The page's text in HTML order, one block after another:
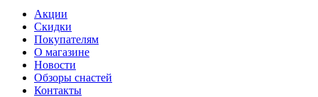
Акции
Скидки
Покупателям
О магазине
Новости
Обзоры снастей
Контакты